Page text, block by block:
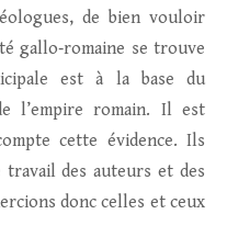
de bien vouloir
gallo‐romaine se trouve
est à la base du
l’empire romain. Il est
cette évidence. Ils
des auteurs et des
donc celles et ceux